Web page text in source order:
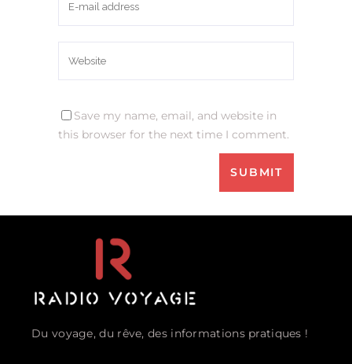
Save my name, email, and website in
this browser for the next time I comment.
Du voyage, du rêve, des informations pratiques !